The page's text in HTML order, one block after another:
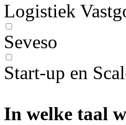
Logistiek
Seveso
Start-up en
In welke taal